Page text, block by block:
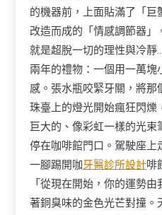
的機器前，上面貼滿了「
改造而成的「情感調節器
就是超脫一切的理性與冷靜
兩年的禮物：一個用一萬
感。張水瓶咬緊牙關，將
珠臺上的燈光開始瘋狂閃爍
巨大的、像彩虹一樣的光
停在咖啡館門口。駕駛座
一腳踢開咖牙醫診所設計啡
「從現在開始，你的運勢
著銅臭味的金色光芒對撞